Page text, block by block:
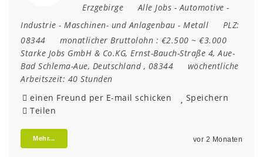
Erzgebirge
Alle Jobs -Automotive -
Industrie - Maschinen- und Anlagenbau - Metall
PLZ:
08344
monatlicher Bruttolohn : €2.500 ~ €3.000
Starke Jobs GmbH & Co.KG, Ernst-Bauch-Straße 4,Aue-
Bad Schlema-Aue, Deutschland, 08344
wöchentliche
Arbeitszeit: 40 Stunden
einen Freund per E-mail schicken
Speichern
Teilen
Mehr... vor 2 Monaten